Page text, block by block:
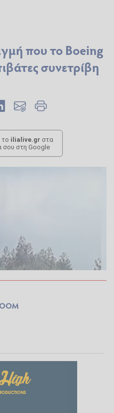
που το Boeing
συνετρίβη
ilialive.gr στα
σου στη Google